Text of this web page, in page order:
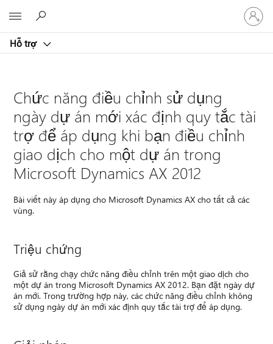
Hỗ trợ
Đăng
nhập
tài
Chức năng điều chỉnh sử dụng
ngày dự án mới xác định quy tắc tài
trợ để áp dụng khi bạn điều chỉnh
giao dịch cho một dự án trong
Microsoft Dynamics AX 2012
Bài viết này áp dụng cho Microsoft Dynamics AX cho tất cả các
vùng.
Triệu chứng
Giả sử rằng chạy chức năng điều chỉnh trên một giao dịch cho
một dự án trong Microsoft Dynamics AX 2012. Bạn đặt ngày dự
án mới. Trong trường hợp này, các chức năng điều chỉnh không
sử dụng ngày dự án mới xác định quy tắc tài trợ để áp dụng.